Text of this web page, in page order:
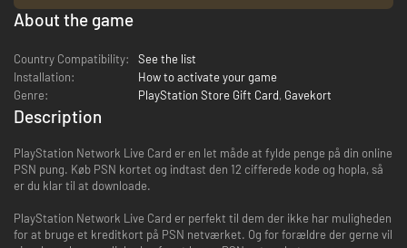
About the game
Country Compatibility:
See the list
Installation:
How to activate your game
Genre:
PlayStation Store Gift Card, Gavekort
Description
PlayStation Network Live Card er en let måde at fylde penge på din online
PSN pung. Køb PSN kortet og indtast den 12 cifferede kode og hopla, så
er du klar til at downloade.
PlayStation Network Live Card er perfekt til dem der ikke har muligheden
for at bruge et kreditkort på PSN netværket. Og for forældre der gerne vil